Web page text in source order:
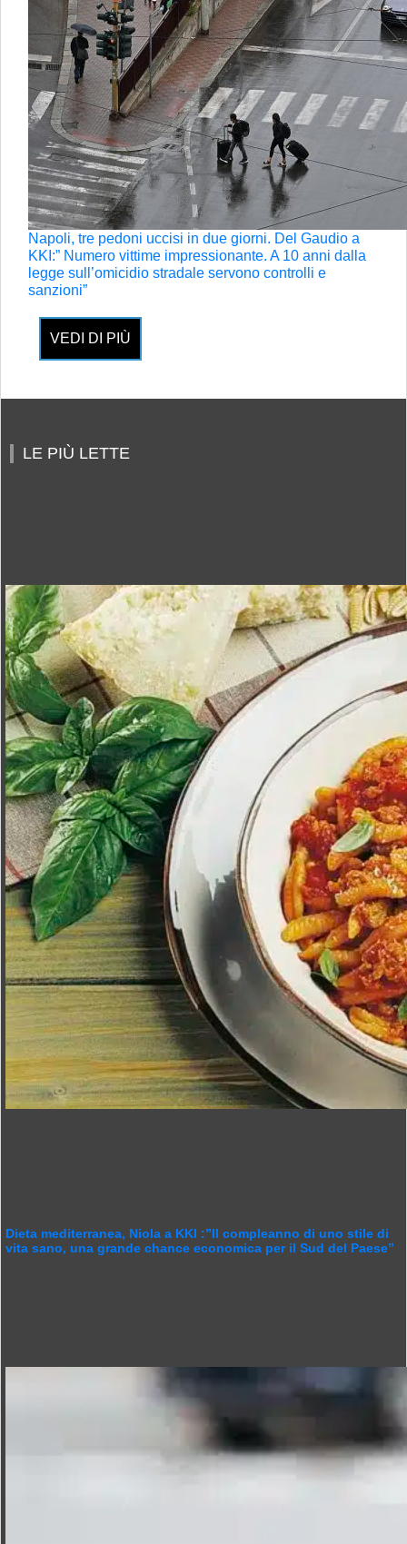
Napoli, tre pedoni uccisi in due giorni. Del Gaudio a
KKI:” Numero vittime impressionante. A 10 anni dalla
legge sull’omicidio stradale servono controlli e
sanzioni”
VEDI DI PIÙ
LE PIÙ LETTE
Dieta mediterranea, Niola a KKI :”Il compleanno di uno stile di
vita sano, una grande chance economica per il Sud del Paese”